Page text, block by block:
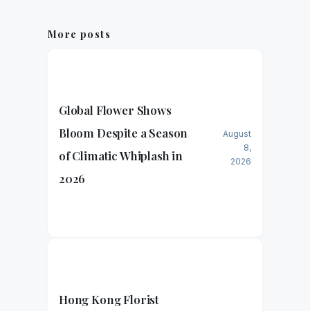
More posts
Global Flower Shows
Bloom Despite a Season
of Climatic Whiplash in
2026
August
8,
2026
Hong Kong Florist